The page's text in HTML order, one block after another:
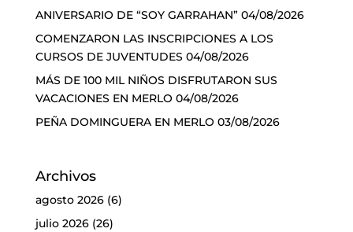
ANIVERSARIO DE “SOY GARRAHAN” 04/08/2026
COMENZARON LAS INSCRIPCIONES A LOS
CURSOS DE JUVENTUDES 04/08/2026
MÁS DE 100 MIL NIÑOS DISFRUTARON SUS
VACACIONES EN MERLO 04/08/2026
PEÑA DOMINGUERA EN MERLO 03/08/2026
Archivos
agosto 2026(6)
julio 2026(26)